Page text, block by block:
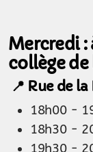
Mercredi :
collège de
📍 Rue de
18h00 -
18h30 -
19h30 -